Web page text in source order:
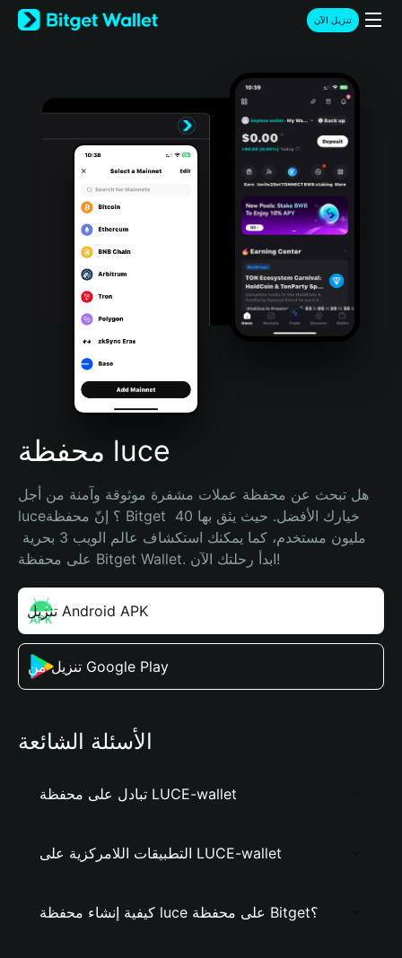
English
日本語
Türkçe
Português (Portugal)
Bahasa Indonesia
Português (Brasil)
Español (Argentina)
تنزيل الآن
محفظة luce
هل تبحث عن محفظة عملات مشفرة موثوقة وآمنة من أجل
luce؟ إنّ محفظة Bitget خيارك الأفضل. حيث يثق بها 40
على محفظة Bitget Wallet. ابدأ رحلتك الآن!
تنزيل Android APK
تنزيل من Google Play
الأسئلة الشائعة
تبادل على محفظة LUCE-wallet
التطبيقات اللامركزية على LUCE-wallet
كيفية إنشاء محفظة luce على محفظة Bitget؟